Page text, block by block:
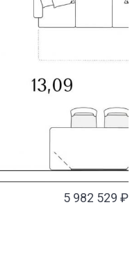
5 982 529 ₽